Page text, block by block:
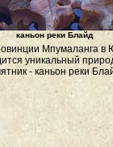
каньон реки Блайд
Мпумаланга в
уникальный
- каньон реки